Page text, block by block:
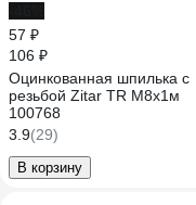
57 ₽
106 ₽
Оцинкованная шпилька с
резьбой Zitar TR М8х1м
100768
3.9(29)
В корзину